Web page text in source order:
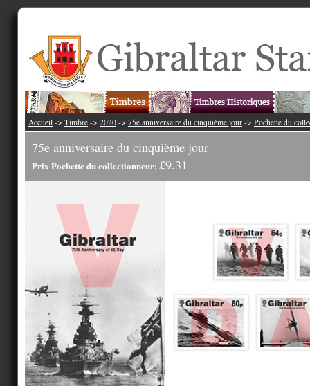
Accueil -> Timbre -> 2020 -> 75e anniversaire du cinquième jour -> Pochette du
75e anniversaire du cinquième jour
Prix Pochette du collectionneur: £9.31